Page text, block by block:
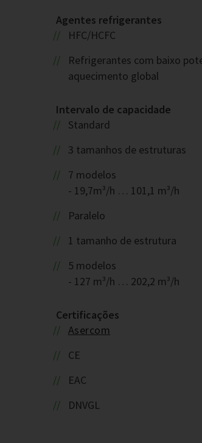
Agentes refrigerantes
HFC/HCFC
Refrigerantes com baixo
aquecimento global
Intervalo de capacidade
Standard
3 tamanhos de estruturas
7 modelos
- 19,7m³/h … 101,1 m³/h
Paralelo
1 tamanho de estrutura
5 modelos
- 127 m³/h … 202,2 m³/h
Certificações
Asercom
CE
EAC
DNVGL